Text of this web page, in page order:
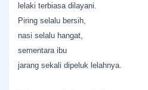
lelaki terbiasa dilayani.
Piring selalu bersih,
nasi selalu hangat,
sementara ibu
jarang sekali dipeluk lelahnya.